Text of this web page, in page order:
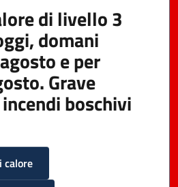
di livello 3
domani
e per
Grave
boschivi
calore